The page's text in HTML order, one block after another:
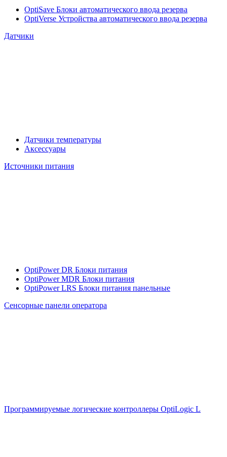
OptiSave Блоки автоматического ввода резерва
OptiVerse Устройства автоматического ввода резерва
Датчики
Датчики температуры
Аксессуары
Источники питания
OptiPower DR Блоки питания
OptiPower MDR Блоки питания
OptiPower LRS Блоки питания панельные
Сенсорные панели оператора
Программируемые логические контроллеры OptiLogic L